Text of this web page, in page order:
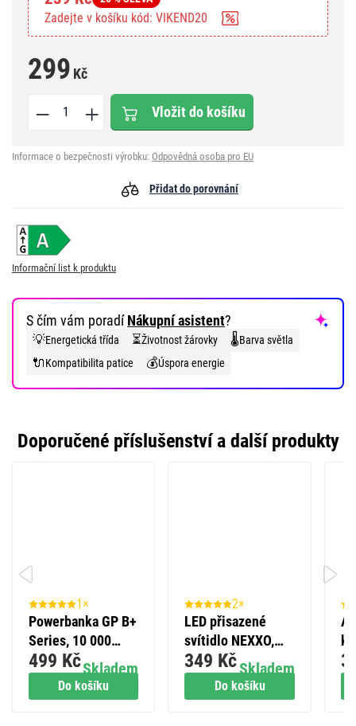
Zadejte v košíku kód: VIKEND20
299 Kč
Vložit do košíku
Informace o bezpečnosti výrobku: Odpovědná osoba pro EU
Přidat do porovnání
Informační list k produktu
S čím vám poradíNákupní asistent?
💡Energetická třída ⏳Životnost žárovky 🌡️Barva světla
🔌Kompatibilita patice 💰Úspora energie
Doporučené příslušenství a další produkty
Do košíku
1×
Powerbanka GP B+
Series, 10 000
mAh, 15 W, modrá
Skladem
499 Kč
Do košíku
2×
LED přisazené
svítidlo NEXXO,
čtvercové, bílé,
7,6W, neutrální
bílá
Skladem
349 Kč
ks